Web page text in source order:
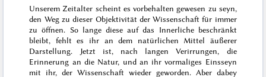
Unserem Zeitalter scheint es vorbehalten gewesen zu seyn,
den Weg zu dieser Objektivität der Wissenschaft für immer
zu öffnen. So lange diese auf das Innerliche beschränkt
bleibt, fehlt es ihr an dem natürlichen Mittel äußerer
Darstellung. Jetzt ist, nach langen Verirrungen, die
Erinnerung an die Natur, und an ihr vormaliges Einsseyn
mit ihr, der Wissenschaft wieder geworden. Aber dabey